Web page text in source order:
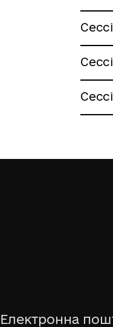
Електронна